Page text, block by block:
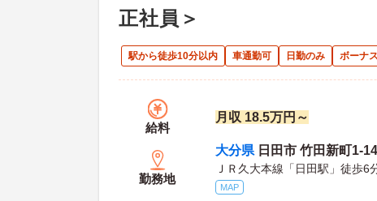
正社員＞
駅から徒歩10分以内 車通勤可 日勤のみ ボーナ
給料
月収 18.5万円～
勤務地
大分県 日田市 竹田新町1‐14
ＪＲ久大本線「日田駅」徒歩6
MAP